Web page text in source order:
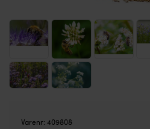
Varenr: 409808